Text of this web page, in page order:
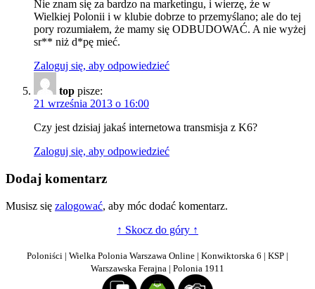
Nie znam się za bardzo na marketingu, i wierzę, że w
Wielkiej Polonii i w klubie dobrze to przemyślano; ale do tej
pory rozumiałem, że mamy się ODBUDOWAĆ. A nie wyżej
sr** niż d*pę mieć.
Zaloguj się, aby odpowiedzieć
top pisze:
21 września 2013 o 16:00
Czy jest dzisiaj jakaś internetowa transmisja z K6?
Zaloguj się, aby odpowiedzieć
Dodaj komentarz
Musisz się zalogować, aby móc dodać komentarz.
↑ Skocz do góry ↑
Poloniści | Wielka Polonia Warszawa Online | Konwiktorska 6 | KSP |
Warszawska Ferajna | Polonia 1911